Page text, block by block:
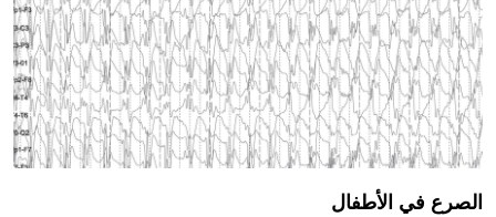
الصرع في الأطفال